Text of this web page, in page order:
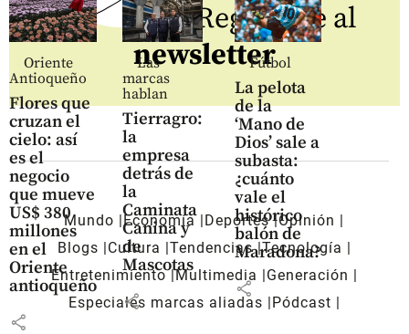
Oriente
Antioqueño
Flores que
cruzan el
cielo: así
es el
negocio
que mueve
US$ 380
millones
en el
Oriente
antioqueño
share
Las
marcas
hablan
Tierragro:
la
empresa
detrás de
la
Caminata
Canina y
de
Mascotas
share
Fútbol
La pelota
de la
‘Mano de
Dios’ sale a
subasta:
¿cuánto
vale el
histórico
balón de
Maradona?
share
Regístrate al
newsletter
Mundo Economía Deportes Opinión
Blogs
Cultura Tendencias Tecnología
Entretenimiento Multimedia
Generación
Especiales marcas aliadas
Pódcast